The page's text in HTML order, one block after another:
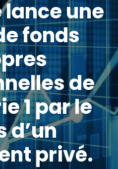
une
fonds
de
1 par le
d’un
privé.